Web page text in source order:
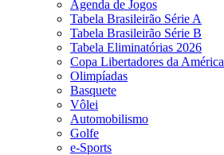
Agenda de Jogos
Tabela Brasileirão Série A
Tabela Brasileirão Série B
Tabela Eliminatórias 2026
Copa Libertadores da América
Olimpíadas
Basquete
Vôlei
Automobilismo
Golfe
e-Sports